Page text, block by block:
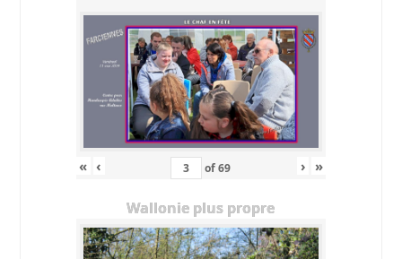
« ‹ of69 › »
Wallonie plus propre